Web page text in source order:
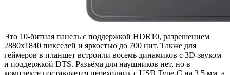
Это 10-битная панель с поддержкой HDR10, разрешением
2880х1840 пикселей и яркостью до 700 нит. Также для
геймеров в планшет встроили восемь динамиков с 3D-звуком
и поддержкой DTS. Разъёма для наушников нет, но в
комплекте поставляется переходник с USB Type-C на 3,5 мм, а